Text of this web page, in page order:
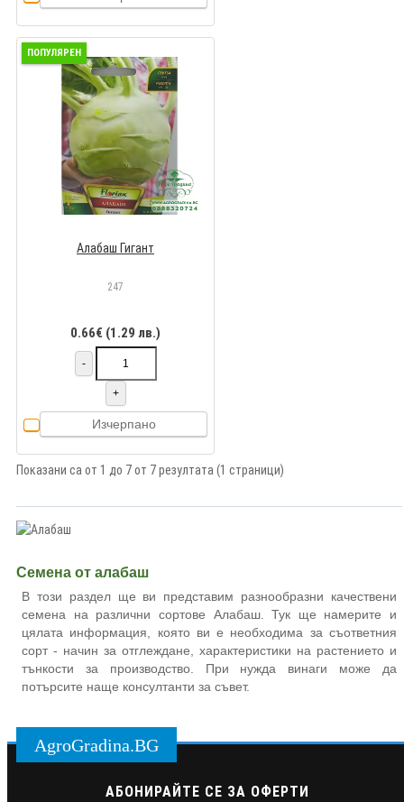
ПОПУЛЯРЕН
Алабаш Гигант
247
0.66€ (1.29 лв.)
-
+
Изчерпано
Показани са от 1 до 7 от 7 резултата (1 страници)
Семена от алабаш
В този раздел ще ви представим разнообразни качествени
семена на различни сортове Алабаш. Тук ще намерите и
цялата информация, която ви е необходима за съответния
сорт - начин за отглеждане, характеристики на растението и
тънкости за производство. При нужда винаги може да
потърсите наще консултанти за съвет.
AgroGradina.BG
АБОНИРАЙТЕ СЕ ЗА ОФЕРТИ